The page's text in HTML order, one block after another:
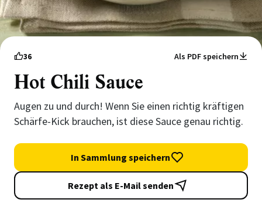
36 Als PDF speichern
Hot Chili Sauce
Augen zu und durch! Wenn Sie einen richtig kräftigen
Schärfe-Kick brauchen, ist diese Sauce genau richtig.
In Sammlung speichern
Rezept als E-Mail senden